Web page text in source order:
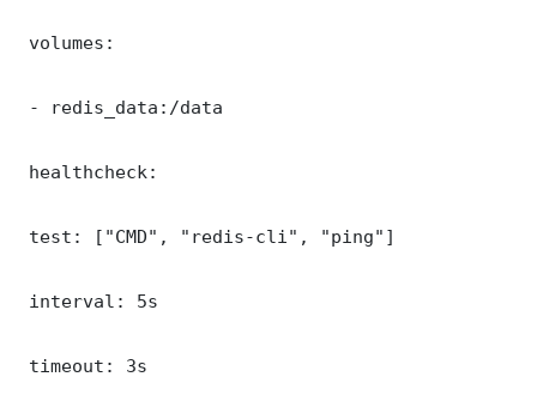
volumes:
- redis_data:/data
healthcheck:
test: ["CMD", "redis-cli", "ping"]
interval: 5s
timeout: 3s